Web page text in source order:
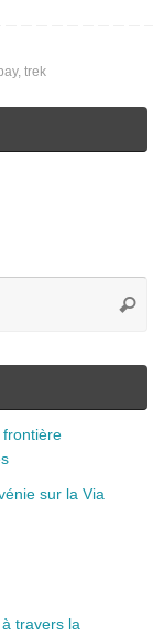
, trek
frontière
sur la Via
travers la